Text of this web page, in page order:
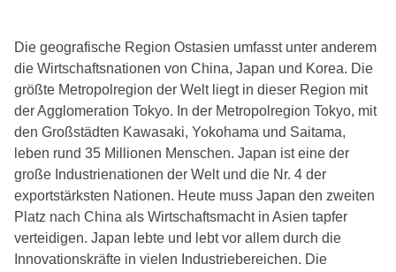
Die geografische Region Ostasien umfasst unter anderem
die Wirtschaftsnationen von China, Japan und Korea. Die
größte Metropolregion der Welt liegt in dieser Region mit
der Agglomeration Tokyo. In der Metropolregion Tokyo, mit
den Großstädten Kawasaki, Yokohama und Saitama,
leben rund 35 Millionen Menschen. Japan ist eine der
große Industrienationen der Welt und die Nr. 4 der
exportstärksten Nationen. Heute muss Japan den zweiten
Platz nach China als Wirtschaftsmacht in Asien tapfer
verteidigen. Japan lebte und lebt vor allem durch die
Innovationskräfte in vielen Industriebereichen. Die